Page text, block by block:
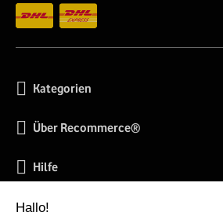
Kategorien
Über Recommerce®
Hilfe
Soziale Netzwerke